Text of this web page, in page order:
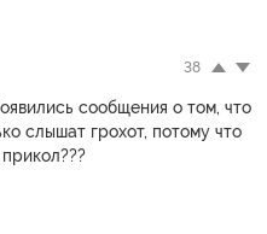
38
сообщения о том, что
слышат грохот, потому что